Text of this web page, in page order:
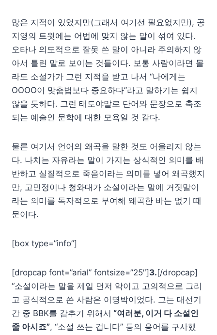
많은 지적이 있었지만(그래서 여기선 필요없지만), 공
지영의 트윗에는 어법에 맞지 않는 말이 섞여 있다.
오타나 의도적으로 잘못 쓴 말이 아니라 주의하지 않
아서 틀린 말로 보이는 것들이다. 보통 사람이라면 몰
라도 소설가가 그런 지적을 받고 나서 “나에게는
OOOO이 맞춤법보다 중요하다”라고 말하기는 쉽지
않을 듯하다. 그런 태도야말로 단어와 문장으로 축조
되는 예술인 문학에 대한 모욕일 것 같다.
물론 여기서 언어의 왜곡을 말한 것도 어울리지 않는
다. 나치는 자유라는 말이 가지는 상식적인 의미를 배
반하고 실질적으로 죽음이라는 의미를 넣어 왜곡했지
만, 고민정이나 청와대가 소설이라는 말에 거짓말이
라는 의미를 독자적으로 부여해 왜곡한 바는 없기 때
문이다.
[box type=”info”]
[dropcap font=”arial” fontsize=”25″] 3. [/dropcap]
“소설이라는 말을 제일 먼저 악이고 고의적으로 그리
고 공식적으로 쓴 사람은 이명박이었다. 그는 대선기
간 중 BBK를 감추기 위해서 “여러분, 이거 다 소설인
줄 아시죠”, “소설 쓰는 겁니다” 등의 용어를 구사했